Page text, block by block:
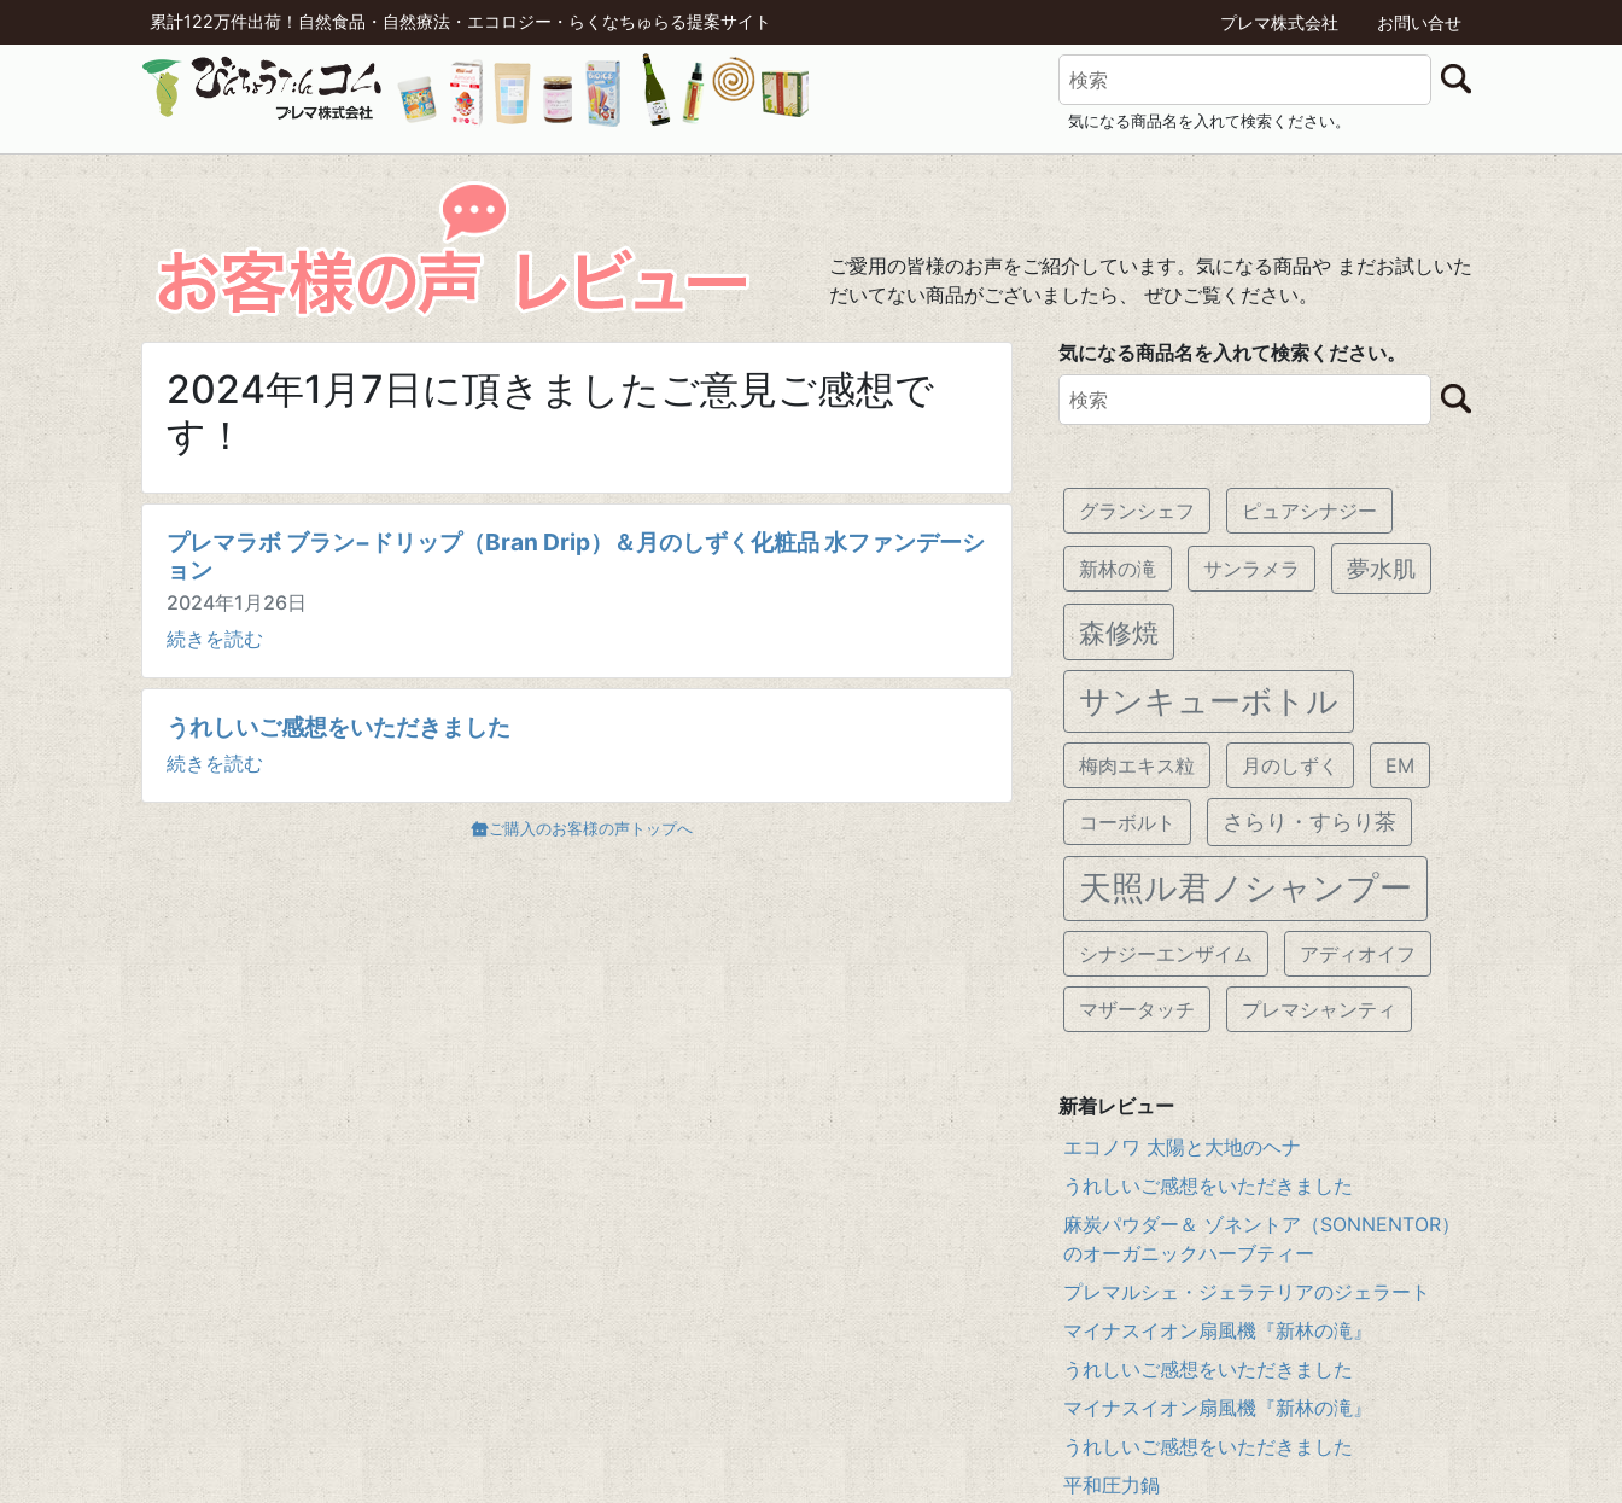
累計122万件出荷！自然食品・自然療法・エコロジー・らくなちゅらる提案サイト プレマ株式会社 お問い合せ
気になる商品名を入れて検索ください。
ご愛用の皆様のお声をご紹介しています。気になる商品や まだお試しいた
だいてない商品がございましたら、 ぜひご覧ください。
2024年1月7日に頂きましたご意見ご感想で
す！
プレマラボ ブラン−ドリップ（Bran Drip）＆月のしずく化粧品 水ファンデーシ
ョン
2024年1月26日
続きを読む
うれしいご感想をいただきました
続きを読む
ご購入のお客様の声トップへ
気になる商品名を入れて検索ください。
グランシェフ ピュアシナジー
新林の滝 サンラメラ 夢水肌
森修焼
サンキューボトル
梅肉エキス粒 月のしずく EM
コーボルト さらり・すらり茶
天照ル君ノシャンプー
シナジーエンザイム アディオイフ
マザータッチ プレマシャンティ
新着レビュー
エコノワ 太陽と大地のヘナ
うれしいご感想をいただきました
麻炭パウダー＆ ゾネントア（SONNENTOR）
のオーガニックハーブティー
プレマルシェ・ジェラテリアのジェラート
マイナスイオン扇風機『新林の滝』
うれしいご感想をいただきました
マイナスイオン扇風機『新林の滝』
うれしいご感想をいただきました
平和圧力鍋